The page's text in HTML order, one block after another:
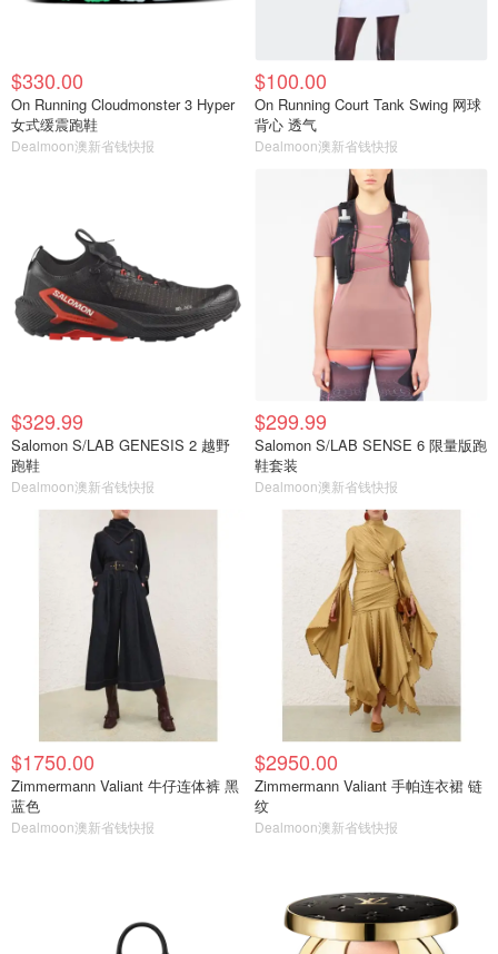
$330.00
On Running Cloudmonster 3 Hyper
女式缓震跑鞋
Dealmoon澳新省钱快报
$100.00
On Running Court Tank Swing 网球
背心 透气
Dealmoon澳新省钱快报
$329.99
Salomon S/LAB GENESIS 2 越野
跑鞋
Dealmoon澳新省钱快报
$299.99
Salomon S/LAB SENSE 6 限量版跑
鞋套装
Dealmoon澳新省钱快报
$1750.00
Zimmermann Valiant 牛仔连体裤 黑
蓝色
Dealmoon澳新省钱快报
$2950.00
Zimmermann Valiant 手帕连衣裙 链
纹
Dealmoon澳新省钱快报